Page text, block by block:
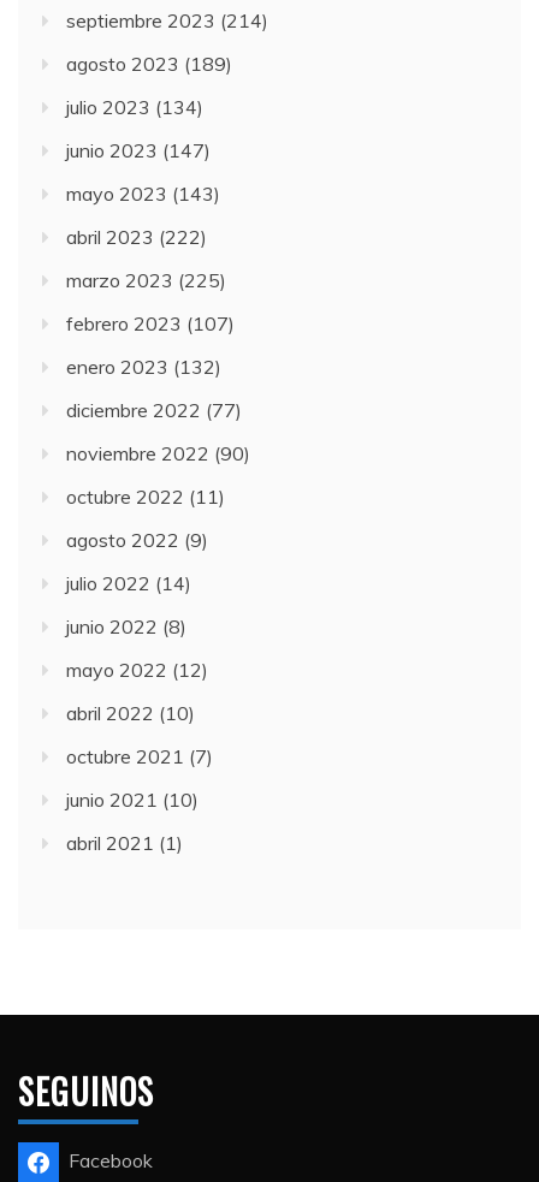
septiembre 2023 (214)
agosto 2023 (189)
julio 2023 (134)
junio 2023 (147)
mayo 2023 (143)
abril 2023 (222)
marzo 2023 (225)
febrero 2023 (107)
enero 2023 (132)
diciembre 2022 (77)
noviembre 2022 (90)
octubre 2022 (11)
agosto 2022 (9)
julio 2022 (14)
junio 2022 (8)
mayo 2022 (12)
abril 2022 (10)
octubre 2021 (7)
junio 2021 (10)
abril 2021 (1)
SEGUINOS
Facebook